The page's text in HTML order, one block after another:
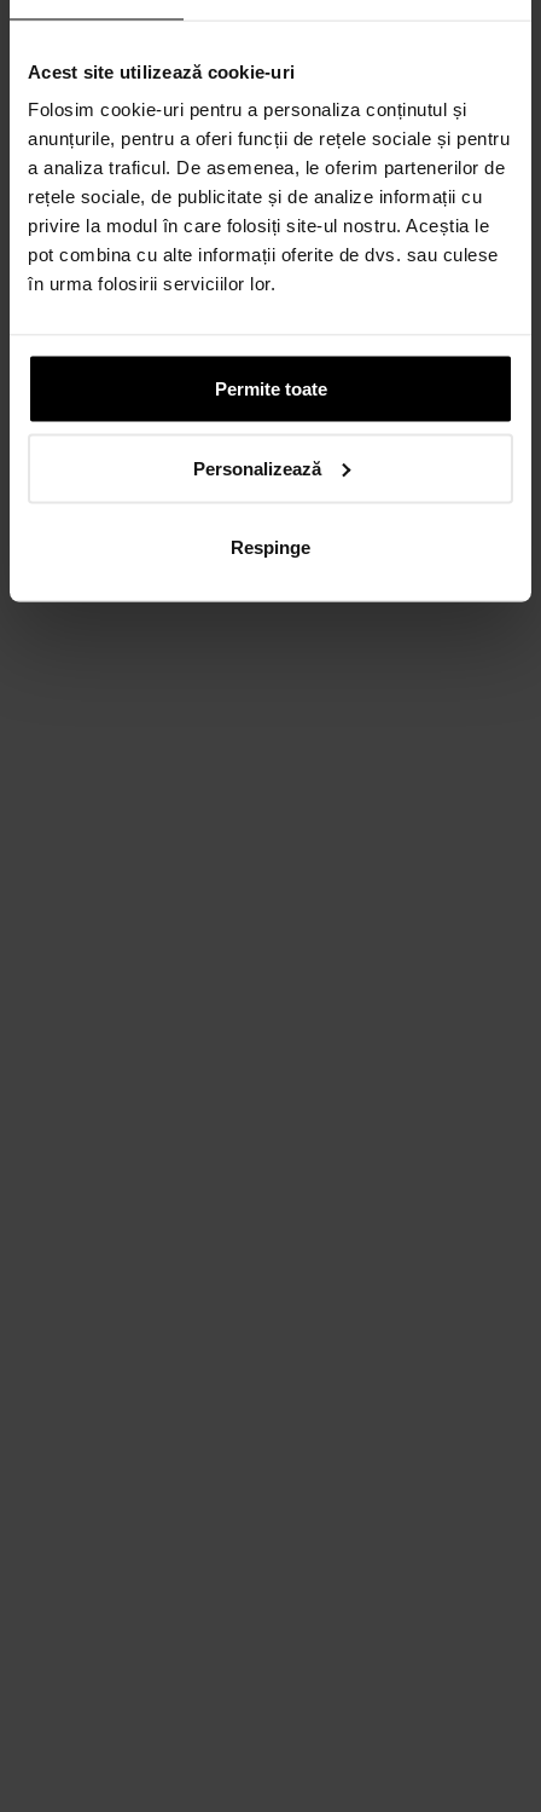
Acest site utilizează cookie-uri
Folosim cookie-uri pentru a personaliza conținutul și
anunțurile, pentru a oferi funcții de rețele sociale și pentru
a analiza traficul. De asemenea, le oferim partenerilor de
rețele sociale, de publicitate și de analize informații cu
privire la modul în care folosiți site-ul nostru. Aceștia le
pot combina cu alte informații oferite de dvs. sau culese
în urma folosirii serviciilor lor.
Permite toate
Personalizează
Respinge
CALCULEAZĂ RATA
CARD AVANTAJ
Până la 24 de rate fără dobândă.
Obține un card
Discută cu un consultant